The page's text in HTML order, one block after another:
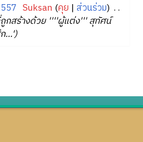
Suksan คุย ส่วนร่วม ‎
กสร้างด้วย ''''ผู้แต่ง''' สุทัศน์
...'